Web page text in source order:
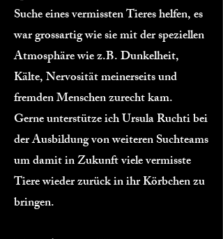
Suche eines vermissten Tieres helfen, es
war grossartig wie sie mit der speziellen
Atmosphäre wie z.B. Dunkelheit,
Kälte, Nervosität meinerseits und
fremden Menschen zurecht kam.
Gerne unterstütze ich Ursula Ruchti bei
der Ausbildung von weiteren Suchteams
um damit in Zukunft viele vermisste
Tiere wieder zurück in ihr Körbchen zu
bringen.